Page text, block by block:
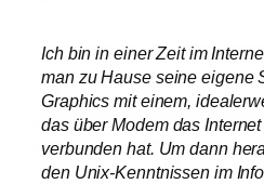
Ich bin in einer Zeit im
man zu Hause seine eigene
Graphics mit einem,
das über Modem das
verbunden hat. Um dann
den Unix-Kenntnissen im